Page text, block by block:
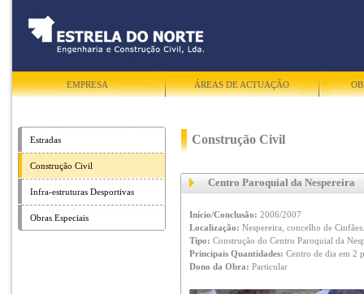
EMPRESA ÁREAS DE ACTUAÇÃO
Estradas
Construção Civil
Infra-estruturas Desportivas
Obras Especiais
Construção Civil
Centro Paroquial da Nespereira
Início/Conclusão: 2006/2007
Localização: Nespereira, concelho de Cinfães.
Tipo: Construção do Centro Paroquial da
Principais Quantidades: Centro de dia em 2
Dono da Obra: Particular